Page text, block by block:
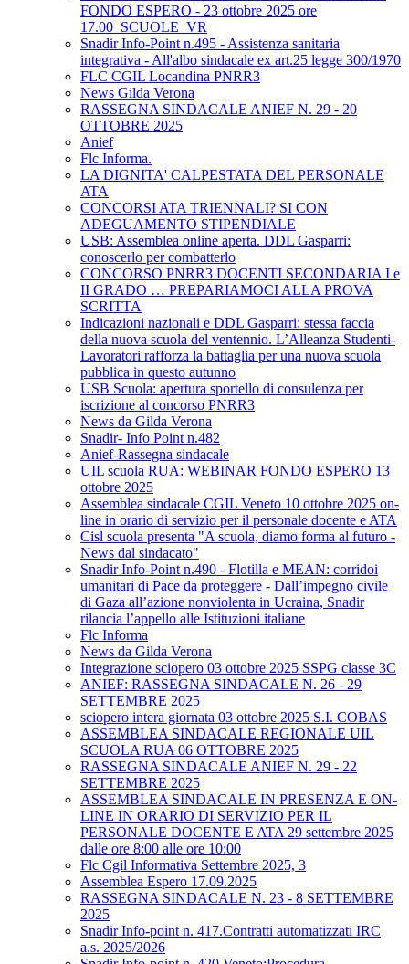
FONDO ESPERO - 23 ottobre 2025 ore
17.00_SCUOLE_VR
Snadir Info-Point n.495 - Assistenza sanitaria
integrativa - All'albo sindacale ex art.25 legge 300/1970
FLC CGIL Locandina PNRR3
News Gilda Verona
RASSEGNA SINDACALE ANIEF N. 29 - 20
OTTOBRE 2025
Anief
Flc Informa.
LA DIGNITA' CALPESTATA DEL PERSONALE
ATA
CONCORSI ATA TRIENNALI? SI CON
ADEGUAMENTO STIPENDIALE
USB: Assemblea online aperta. DDL Gasparri:
conoscerlo per combatterlo
CONCORSO PNRR3 DOCENTI SECONDARIA I e
II GRADO … PREPARIAMOCI ALLA PROVA
SCRITTA
Indicazioni nazionali e DDL Gasparri: stessa faccia
della nuova scuola del ventennio. L’Alleanza Studenti-
Lavoratori rafforza la battaglia per una nuova scuola
pubblica in questo autunno
USB Scuola: apertura sportello di consulenza per
iscrizione al concorso PNRR3
News da Gilda Verona
Snadir- Info Point n.482
Anief-Rassegna sindacale
UIL scuola RUA: WEBINAR FONDO ESPERO 13
ottobre 2025
Assemblea sindacale CGIL Veneto 10 ottobre 2025 on-
line in orario di servizio per il personale docente e ATA
Cisl scuola presenta "A scuola, diamo forma al futuro -
News dal sindacato"
Snadir Info-Point n.490 - Flotilla e MEAN: corridoi
umanitari di Pace da proteggere - Dall’impegno civile
di Gaza all’azione nonviolenta in Ucraina, Snadir
rilancia l’appello alle Istituzioni italiane
Flc Informa
News da Gilda Verona
Integrazione sciopero 03 ottobre 2025 SSPG classe 3C
ANIEF: RASSEGNA SINDACALE N. 26 - 29
SETTEMBRE 2025
sciopero intera giornata 03 ottobre 2025 S.I. COBAS
ASSEMBLEA SINDACALE REGIONALE UIL
SCUOLA RUA 06 OTTOBRE 2025
RASSEGNA SINDACALE ANIEF N. 29 - 22
SETTEMBRE 2025
ASSEMBLEA SINDACALE IN PRESENZA E ON-
LINE IN ORARIO DI SERVIZIO PER IL
PERSONALE DOCENTE E ATA 29 settembre 2025
dalle ore 8:00 alle ore 10:00
Flc Cgil Informativa Settembre 2025, 3
Assemblea Espero 17.09.2025
RASSEGNA SINDACALE N. 23 - 8 SETTEMBRE
2025
Snadir Info-point n. 417.Contratti automatizzati IRC
a.s. 2025/2026